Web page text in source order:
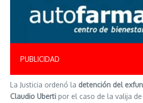
PUBLICIDAD
La Justicia ordenó la detención del
Claudio Uberti por el caso de la valija